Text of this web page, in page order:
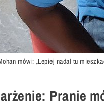
mówi: „Lepiej nadal tu
Pranie